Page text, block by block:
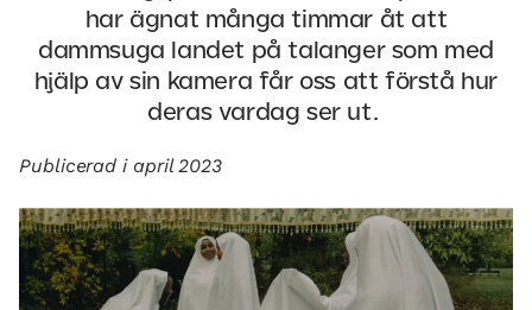
har ägnat många timmar åt att
dammsuga landet på talanger som med
hjälp av sin kamera får oss att förstå hur
deras vardag ser ut.
Publicerad i april 2023